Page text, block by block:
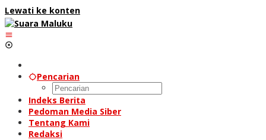
Lewati ke konten
Pencarian
Indeks Berita
Pedoman Media Siber
Tentang Kami
Redaksi